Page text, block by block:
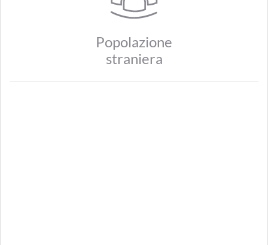
Popolazione
straniera